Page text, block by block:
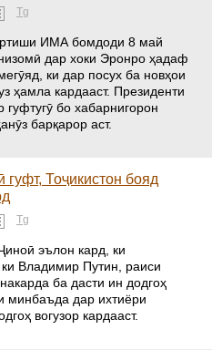
Tg
ИМА бомдоди 8 май
дар хоки Эронро ҳадаф
ки дар посух ба новҳои
ҳамла кардааст. Президенти
бо хабарнигорон
барқарор аст.
Тоҷикистон бояд
Tg
эълон кард, ки
Владимир Путин, раиси
ба дасти ин додгоҳ
минбаъда дар ихтиёри
вогузор кардааст.